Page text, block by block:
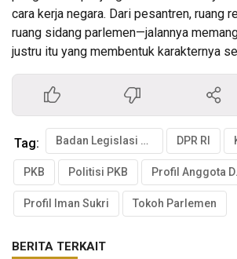
cara kerja negara. Dari pesantren, ruang
ruang sidang parlemen—jalannya
justru itu yang membentuk karakternya
Tag: Badan Legislasi DPR DPR RI
PKB Politisi PKB
Profil Iman Sukri Tokoh Parlemen
BERITA TERKAIT